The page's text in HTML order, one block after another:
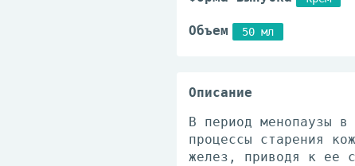
Объем 50 мл
Описание
В период менопаузы в
процессы старения
желез, приводя к ее